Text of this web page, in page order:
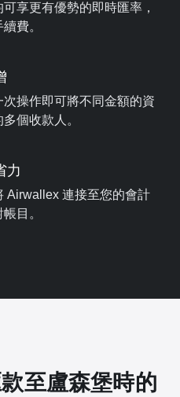
享更有優勢的即時匯率，
費。
操作即可將不同金額的資
個收款人。
力
Airwallex 連接至您的會計
目。
至盧森堡時的